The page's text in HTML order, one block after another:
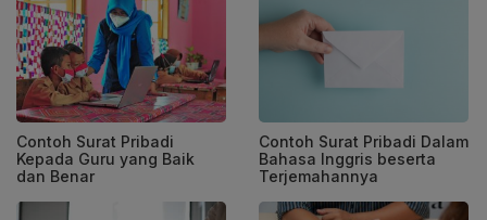
Contoh Surat Pribadi
Kepada Guru yang Baik
dan Benar
Contoh Surat Pribadi Dalam
Bahasa Inggris beserta
Terjemahannya